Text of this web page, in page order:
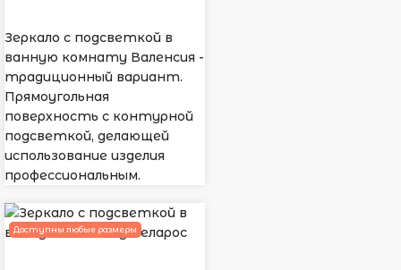
Зеркало с подсветкой в
ванную комнату Валенсия -
традиционный вариант.
Прямоугольная
поверхность с контурной
подсветкой, делающей
использование изделия
профессиональным.
Доступны любые размеры